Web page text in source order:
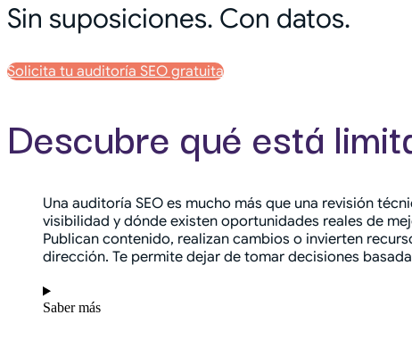
Sin suposiciones. Con datos.
Solicita tu auditoría SEO gratuita
Descubre qué está
Una auditoría SEO es mucho más que una revisión
visibilidad y dónde existen oportunidades reales de
Publican contenido, realizan cambios o invierten
dirección. Te permite dejar de tomar decisiones
Saber más